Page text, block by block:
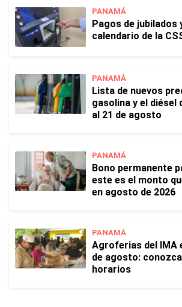
PANAMÁ
Pagos de jubilados
calendario de la
PANAMÁ
Lista de nuevos
gasolina y el diésel
al 21 de agosto
PANAMÁ
Bono permanente
este es el monto
en agosto de 2026
PANAMÁ
Agroferias del IMA
de agosto:
horarios